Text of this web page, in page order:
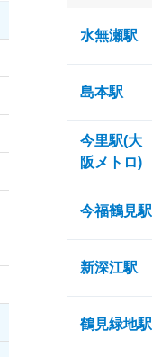
水無瀬駅
島本駅
今里駅(大
阪メトロ)
今福鶴見駅
新深江駅
鶴見緑地駅